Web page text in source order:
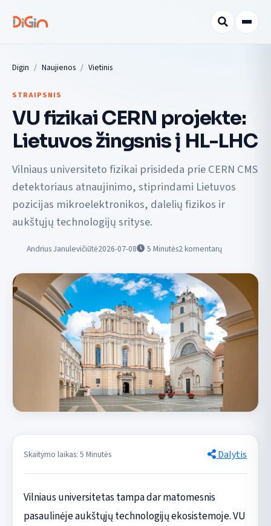
Digin Naujienos Vietinis
STRAIPSNIS
VU fizikai CERN projekte:
Lietuvos žingsnis į HL-LHC
Vilniaus universiteto fizikai prisideda prie CERN CMS
detektoriaus atnaujinimo, stiprindami Lietuvos
pozicijas mikroelektronikos, dalelių fizikos ir
aukštųjų technologijų srityse.
Andrius Janulevičiūtė2026-07-08 5 Minutės2 komentarų
Skaitymo laikas: 5 Minutės Dalytis
Vilniaus universitetas tampa dar matomesnis
pasaulinėje aukštųjų technologijų ekosistemoje. VU